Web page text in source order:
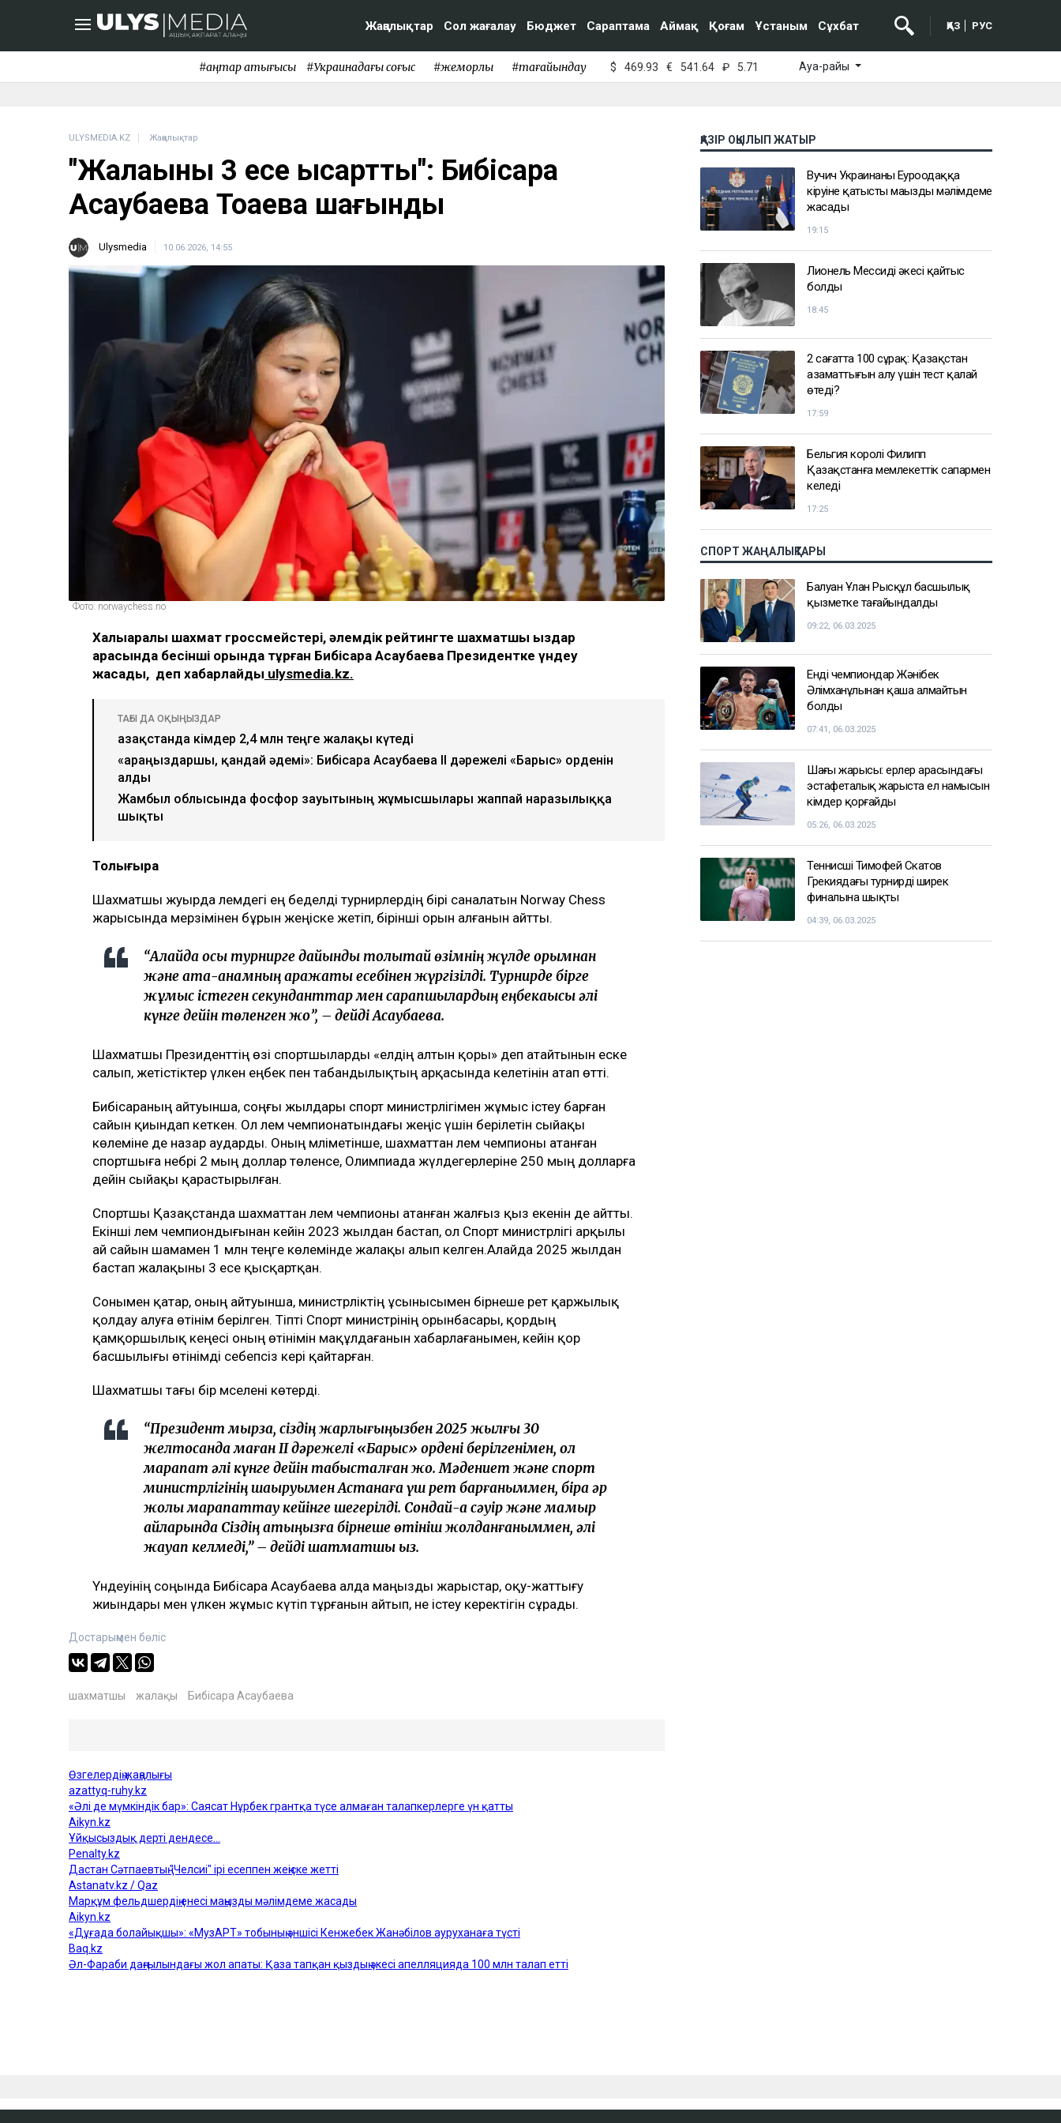
Жаңалықтар Сол жағалау Бюджет Сараптама Аймақ Қоғам Ұстаным Сұхбат ҚАЗ РУС
#қаңтар қақтығысы #Украинадағы соғыс #жемқорлық #тағайындау $ 469.93 € 541.64 ₽ 5.71 Ауа-райы
ULYSMEDIA.KZ Жаңалықтар
"Жалақыны 3 есе қысқартты": Бибісара
Асаубаева Тоқаевқа шағынды
Ulysmedia 10.06.2026, 14:55
Фото: norwaychess.no
Халықаралық шахмат гроссмейстері, әлемдік рейтингте шахматшы қыздар
арасында бесінші орында тұрған Бибісара Асаубаева Президентке үндеу
жасады, деп хабарлайды ulysmedia.kz.
ТАҒЫ ДА ОҚЫҢЫЗДАР
Қазақстанда кімдер 2,4 млн теңге жалақы күтеді
«Қараңыздаршы, қандай әдемі»: Бибісара Асаубаева II дәрежелі «Барыс» орденін
алды
Жамбыл облысында фосфор зауытының жұмысшылары жаппай наразылыққа
шықты
Толығырақ
Шахматшы жуырда әлемдегі ең беделді турнирлердің бірі саналатын Norway Chess
жарысында мерзімінен бұрын жеңіске жетіп, бірінші орын алғанын айтты.
“Алайда осы турнирге дайындық толықтай өзімнің жүлде қорымнан
және ата-анамның қаражаты есебінен жүргізілді. Турнирде бірге
жұмыс істеген секунданттар мен сарапшылардың еңбекақысы әлі
күнге дейін төленген жоқ”, – дейді Асаубаева.
Шахматшы Президенттің өзі спортшыларды «елдің алтын қоры» деп атайтынын еске
салып, жетістіктер үлкен еңбек пен табандылықтың арқасында келетінін атап өтті.
Бибісараның айтуынша, соңғы жылдары спорт министрлігімен жұмыс істеу барған
сайын қиындап кеткен. Ол әлем чемпионатындағы жеңіс үшін берілетін сыйақы
көлеміне де назар аударды. Оның мәліметінше, шахматтан әлем чемпионы атанған
спортшыға небәрі 2 мың доллар төленсе, Олимпиада жүлдегерлеріне 250 мың долларға
дейін сыйақы қарастырылған.
Спортшы Қазақстанда шахматтан әлем чемпионы атанған жалғыз қыз екенін де айтты.
Екінші әлем чемпиондығынан кейін 2023 жылдан бастап, ол Спорт министрлігі арқылы
ай сайын шамамен 1 млн теңге көлемінде жалақы алып келген.Алайда 2025 жылдан
бастап жалақыны 3 есе қысқартқан.
Сонымен қатар, оның айтуынша, министрліктің ұсынысымен бірнеше рет қаржылық
қолдау алуға өтінім берілген. Тіпті Спорт министрінің орынбасары, қордың
қамқоршылық кеңесі оның өтінімін мақұлдағанын хабарлағанымен, кейін қор
басшылығы өтінімді себепсіз кері қайтарған.
Шахматшы тағы бір мәселені көтерді.
“Президент мырза, сіздің жарлығыңызбен 2025 жылғы 30
желтоқсанда маған ІІ дәрежелі «Барыс» ордені берілгенімен, ол
марапат әлі күнге дейін табысталған жоқ. Мәдениет және спорт
министрлігінің шақыруымен Астанаға үш рет барғаныммен, бірақ әр
жолы марапаттау кейінге шегерілді. Сондай-ақ сәуір және мамыр
айларында Сіздің атыңызға бірнеше өтініш жолданғаныммен, әлі
жауап келмеді,” – дейді шатматшы қыз.
Үндеуінің соңында Бибісара Асаубаева алда маңызды жарыстар, оқу-жаттығу
жиындары мен үлкен жұмыс күтіп тұрғанын айтып, не істеу керектігін сұрады.
Достарыңмен бөліс
шахматшы жалақы Бибісара Асаубаева
ҚАЗІР ОҚЫЛЫП ЖАТЫР
Вучич Украинаның Еуроодаққа
кіруіне қатысты маңызды мәлімдеме
жасады
19:15
Лионель Мессидің әкесі қайтыс
болды
18:45
2 сағатта 100 сұрақ: Қазақстан
азаматтығын алу үшін тест қалай
өтеді?
17:59
Бельгия королі Филипп
Қазақстанға мемлекеттік сапармен
келеді
17:25
СПОРТ ЖАҢАЛЫҚТАРЫ
Балуан Ұлан Рысқұл басшылық
қызметке тағайындалды
09:22, 06.03.2025
Енді чемпиондар Жәнібек
Әлімханұлынан қаша алмайтын
болды
07:41, 06.03.2025
Шаңғы жарысы: ерлер арасындағы
эстафеталық жарыста ел намысын
кімдер қорғайды
05:26, 06.03.2025
Теннисші Тимофей Скатов
Грекиядағы турнирдің ширек
финалына шықты
04:39, 06.03.2025